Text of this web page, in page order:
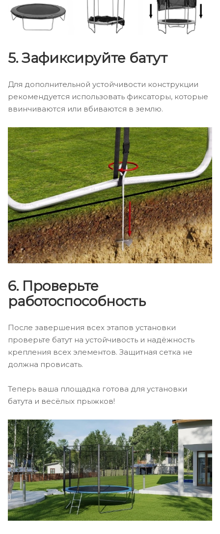
5. Зафиксируйте батут
Для дополнительной устойчивости конструкции
рекомендуется использовать фиксаторы, которые
ввинчиваются или вбиваются в землю.
6. Проверьте
работоспособность
После завершения всех этапов установки
проверьте батут на устойчивость и надёжность
крепления всех элементов. Защитная сетка не
должна провисать.
Теперь ваша площадка готова для установки
батута и весёлых прыжков!